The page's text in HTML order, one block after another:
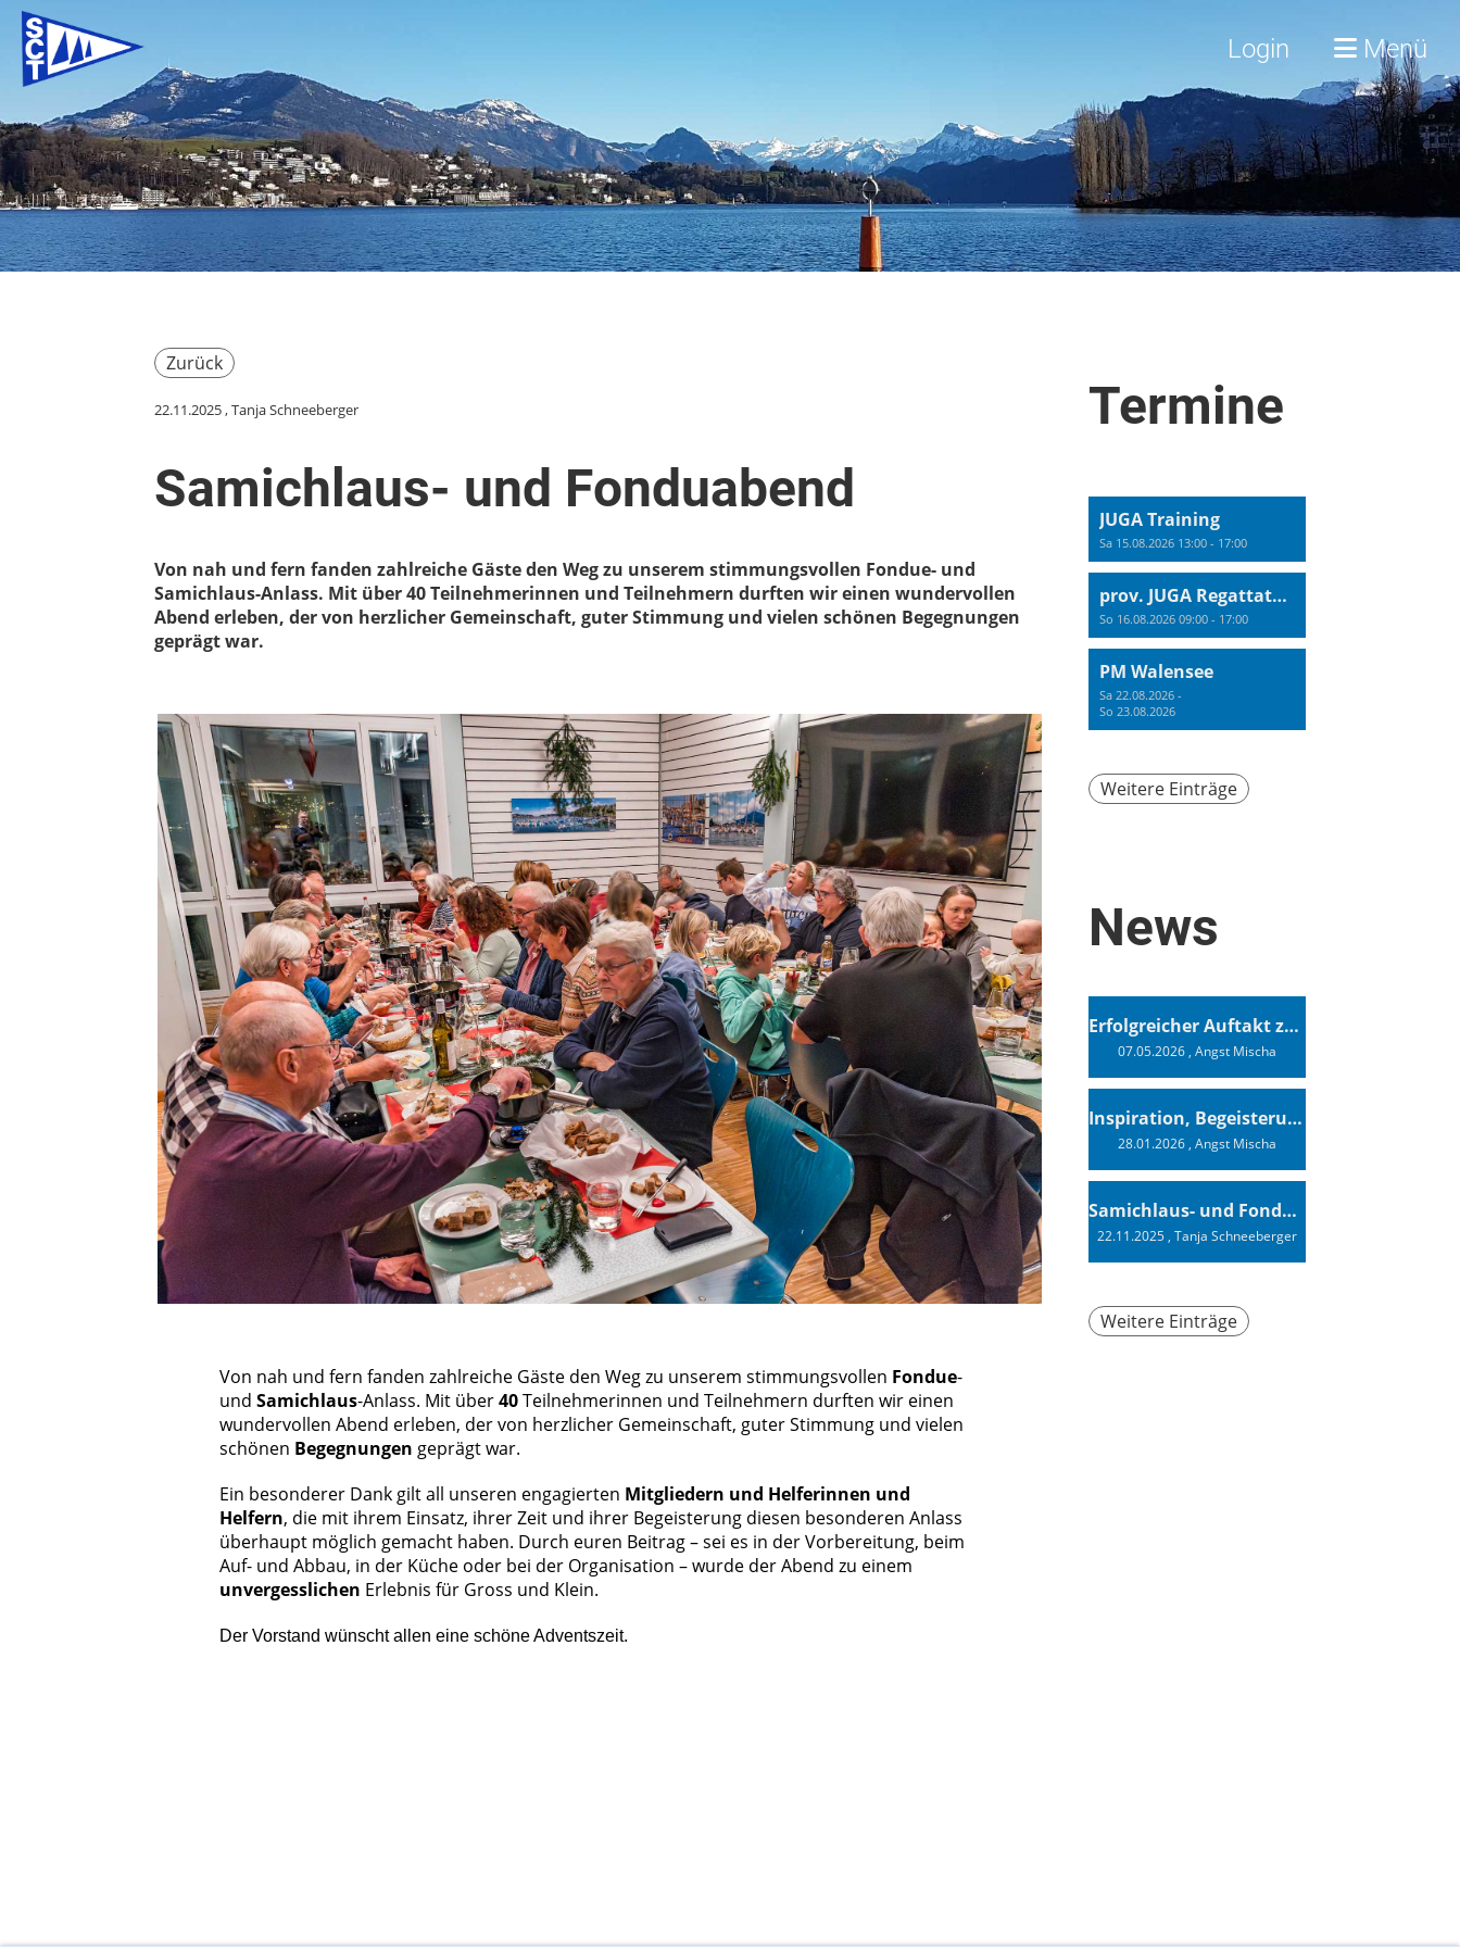
Login Menü
Zurück
22.11.2025, Tanja Schneeberger
Samichlaus- und Fonduabend
Von nah und fern fanden zahlreiche Gäste den Weg zu unserem stimmungsvollen Fondue- und
Samichlaus-Anlass. Mit über 40 Teilnehmerinnen und Teilnehmern durften wir einen wundervollen
Abend erleben, der von herzlicher Gemeinschaft, guter Stimmung und vielen schönen Begegnungen
geprägt war.
Von nah und fern fanden zahlreiche Gäste den Weg zu unserem stimmungsvollen Fondue-
und Samichlaus-Anlass. Mit über40Teilnehmerinnen und Teilnehmern durften wir einen
wundervollen Abend erleben, der von herzlicher Gemeinschaft, guter Stimmung und vielen
schönen Begegnungen geprägt war.
Ein besonderer Dank gilt all unseren engagierten Mitgliedern und Helferinnen und
Helfern, die mit ihrem Einsatz, ihrer Zeit und ihrer Begeisterung diesen besonderen Anlass
überhaupt möglich gemacht haben. Durch euren Beitrag – sei es in der Vorbereitung, beim
Auf- und Abbau, in der Küche oder bei der Organisation – wurde der Abend zu einem
unvergesslichen Erlebnis für Gross und Klein.
Der Vorstand wünscht allen eine schöne Adventszeit.
Termine
JUGA Training
Sa 15.08.2026 13:00 - 17:00
prov. JUGA Regattatraining
So 16.08.2026 09:00 - 17:00
PM Walensee
Sa 22.08.2026 -
So 23.08.2026
Weitere Einträge
News
Erfolgreicher Auftakt zur Swiss Sailing Challenge League 2026
07.05.2026, Angst Mischa
Inspiration, Begeisterung - Ein Vortrag von Vendée-Globe-Finisher Oliver Heer
28.01.2026, Angst Mischa
Samichlaus- und Fonduabend
22.11.2025, Tanja Schneeberger
Weitere Einträge